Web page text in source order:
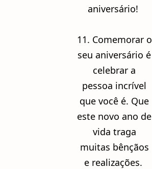
aniversário!
11. Comemorar o
seu aniversário é
celebrar a
pessoa incrível
que você é. Que
este novo ano de
vida traga
muitas bênçãos
e realizações.